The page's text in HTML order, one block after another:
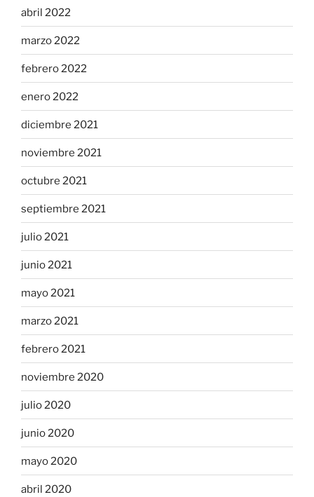
abril 2022
marzo 2022
febrero 2022
enero 2022
diciembre 2021
noviembre 2021
octubre 2021
septiembre 2021
julio 2021
junio 2021
mayo 2021
marzo 2021
febrero 2021
noviembre 2020
julio 2020
junio 2020
mayo 2020
abril 2020